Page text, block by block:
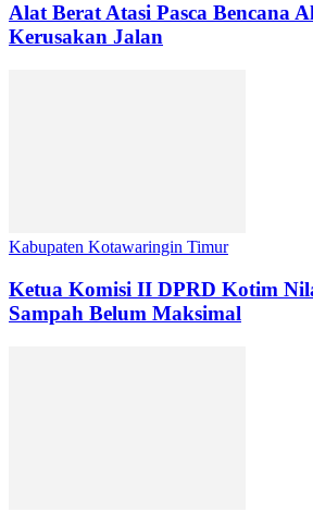
Alat Berat Atasi Pasca Bencana
Kerusakan Jalan
Kabupaten Kotawaringin Timur
Ketua Komisi II DPRD Kotim
Sampah Belum Maksimal